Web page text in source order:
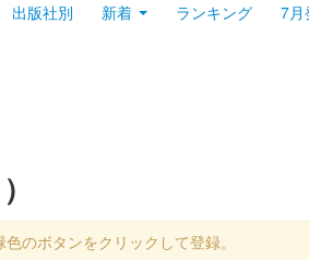
出版社別 新着 ランキング 7月
のボタンをクリックして登録。